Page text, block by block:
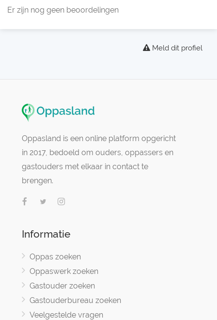
Er zijn nog geen beoordelingen
Meld dit profiel
Oppasland is een online platform opgericht
in 2017, bedoeld om ouders, oppassers en
gastouders met elkaar in contact te
brengen.
Informatie
Oppas zoeken
Oppaswerk zoeken
Gastouder zoeken
Gastouderbureau zoeken
Veelgestelde vragen